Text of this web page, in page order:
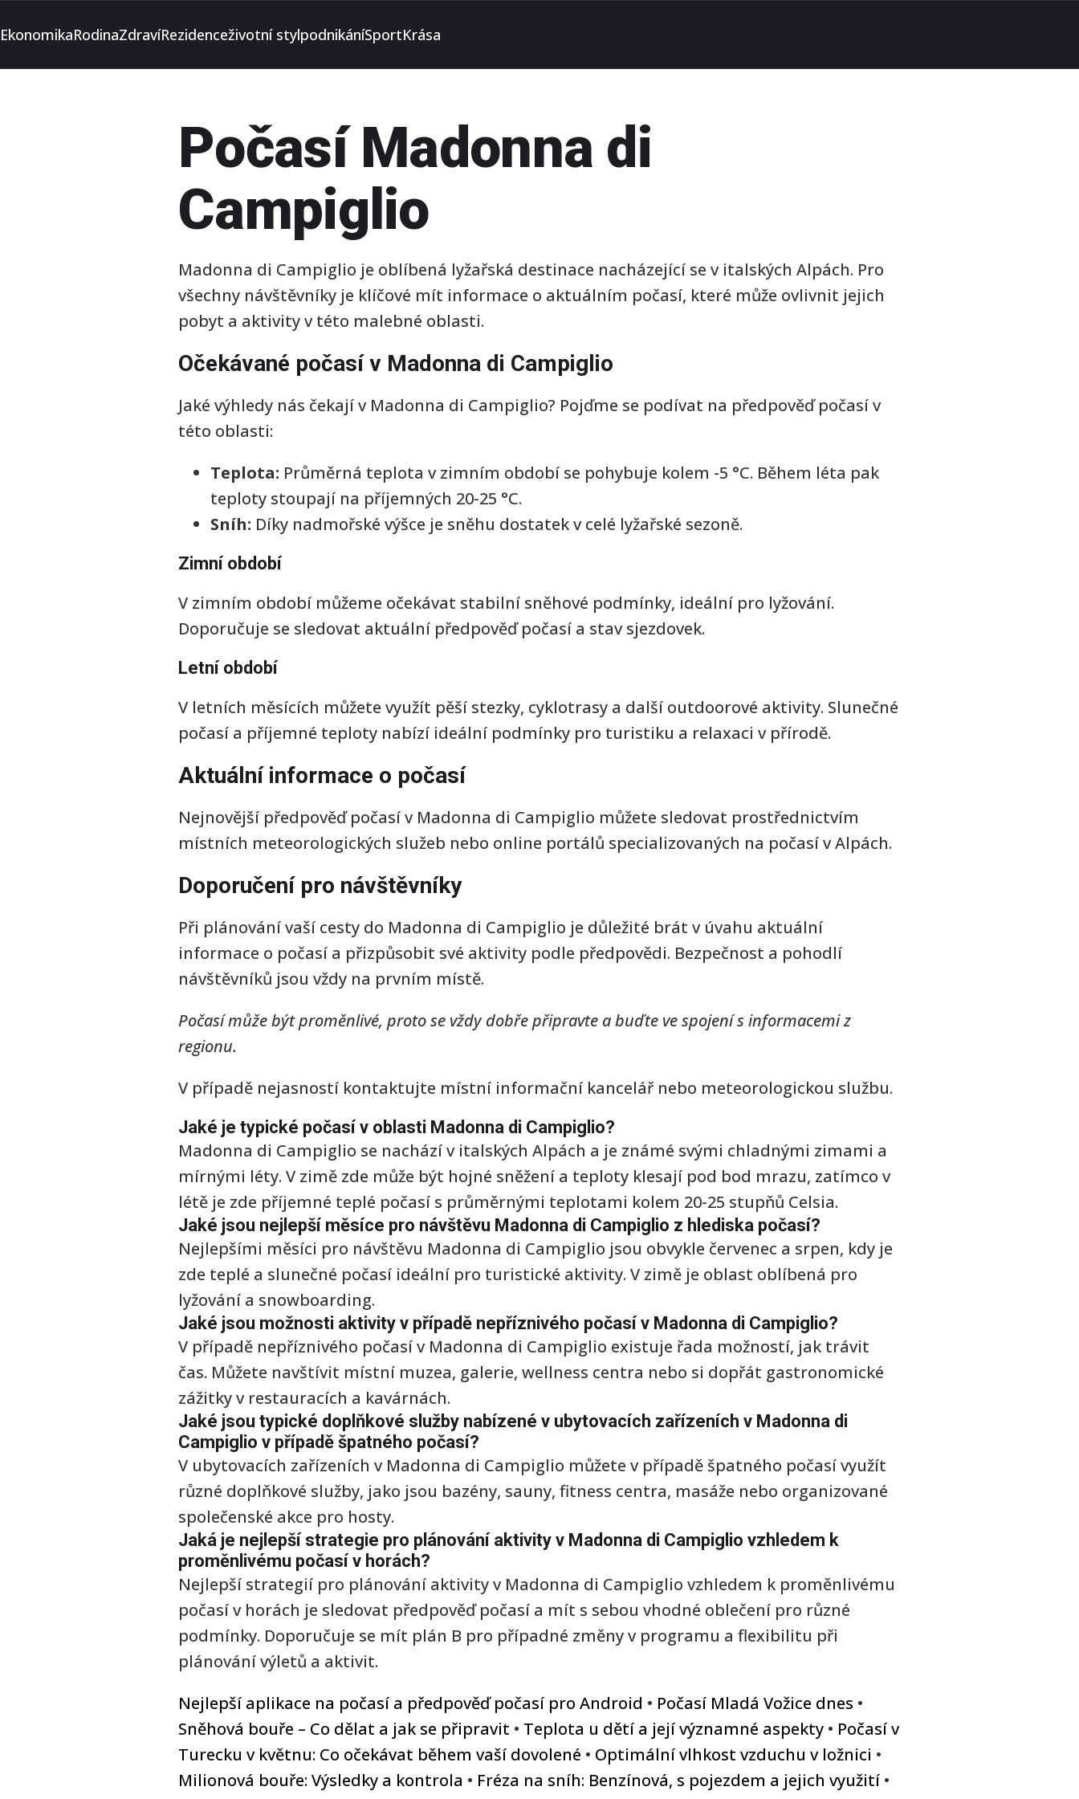
EkonomikaRodinaZdravíRezidenceživotní stylpodnikáníSportKrása
Počasí Madonna di
Campiglio
Madonna di Campiglio je oblíbená lyžařská destinace nacházející se v italských Alpách. Pro
všechny návštěvníky je klíčové mít informace o aktuálním počasí, které může ovlivnit jejich
pobyt a aktivity v této malebné oblasti.
Očekávané počasí v Madonna di Campiglio
Jaké výhledy nás čekají v Madonna di Campiglio? Pojďme se podívat na předpověď počasí v
této oblasti:
Teplota: Průměrná teplota v zimním období se pohybuje kolem -5 °C. Během léta pak
teploty stoupají na příjemných 20-25 °C.
Sníh: Díky nadmořské výšce je sněhu dostatek v celé lyžařské sezoně.
Zimní období
V zimním období můžeme očekávat stabilní sněhové podmínky, ideální pro lyžování.
Doporučuje se sledovat aktuální předpověď počasí a stav sjezdovek.
Letní období
V letních měsících můžete využít pěší stezky, cyklotrasy a další outdoorové aktivity. Slunečné
počasí a příjemné teploty nabízí ideální podmínky pro turistiku a relaxaci v přírodě.
Aktuální informace o počasí
Nejnovější předpověď počasí v Madonna di Campiglio můžete sledovat prostřednictvím
místních meteorologických služeb nebo online portálů specializovaných na počasí v Alpách.
Doporučení pro návštěvníky
Při plánování vaší cesty do Madonna di Campiglio je důležité brát v úvahu aktuální
informace o počasí a přizpůsobit své aktivity podle předpovědi. Bezpečnost a pohodlí
návštěvníků jsou vždy na prvním místě.
Počasí může být proměnlivé, proto se vždy dobře připravte a buďte ve spojení s informacemi z
regionu.
V případě nejasností kontaktujte místní informační kancelář nebo meteorologickou službu.
Jaké je typické počasí v oblasti Madonna di Campiglio?
Madonna di Campiglio se nachází v italských Alpách a je známé svými chladnými zimami a
mírnými léty. V zimě zde může být hojné sněžení a teploty klesají pod bod mrazu, zatímco v
létě je zde příjemné teplé počasí s průměrnými teplotami kolem 20-25 stupňů Celsia.
Jaké jsou nejlepší měsíce pro návštěvu Madonna di Campiglio z hlediska počasí?
Nejlepšími měsíci pro návštěvu Madonna di Campiglio jsou obvykle červenec a srpen, kdy je
zde teplé a slunečné počasí ideální pro turistické aktivity. V zimě je oblast oblíbená pro
lyžování a snowboarding.
Jaké jsou možnosti aktivity v případě nepříznivého počasí v Madonna di Campiglio?
V případě nepříznivého počasí v Madonna di Campiglio existuje řada možností, jak trávit
čas. Můžete navštívit místní muzea, galerie, wellness centra nebo si dopřát gastronomické
zážitky v restauracích a kavárnách.
Jaké jsou typické doplňkové služby nabízené v ubytovacích zařízeních v Madonna di
Campiglio v případě špatného počasí?
V ubytovacích zařízeních v Madonna di Campiglio můžete v případě špatného počasí využít
různé doplňkové služby, jako jsou bazény, sauny, fitness centra, masáže nebo organizované
společenské akce pro hosty.
Jaká je nejlepší strategie pro plánování aktivity v Madonna di Campiglio vzhledem k
proměnlivému počasí v horách?
Nejlepší strategií pro plánování aktivity v Madonna di Campiglio vzhledem k proměnlivému
počasí v horách je sledovat předpověď počasí a mít s sebou vhodné oblečení pro různé
podmínky. Doporučuje se mít plán B pro případné změny v programu a flexibilitu při
plánování výletů a aktivit.
Nejlepší aplikace na počasí a předpověď počasí pro Android • Počasí Mladá Vožice dnes •
Sněhová bouře – Co dělat a jak se připravit • Teplota u dětí a její významné aspekty • Počasí v
Turecku v květnu: Co očekávat během vaší dovolené • Optimální vlhkost vzduchu v ložnici •
Milionová bouře: Výsledky a kontrola • Fréza na sníh: Benzínová, s pojezdem a jejich využití •